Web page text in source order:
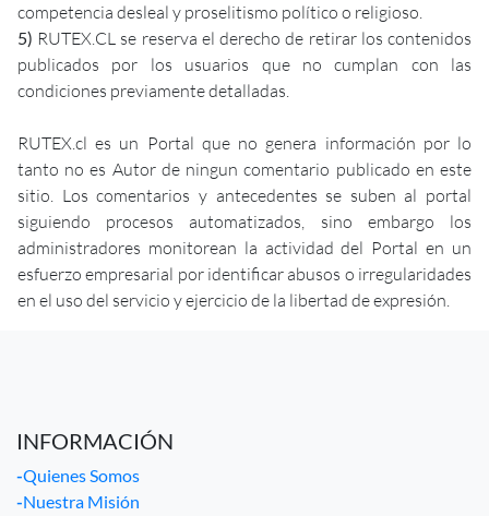
competencia desleal y proselitismo político o religioso.
5) RUTEX.CL se reserva el derecho de retirar los contenidos
publicados por los usuarios que no cumplan con las
condiciones previamente detalladas.
RUTEX.cl es un Portal que no genera información por lo
tanto no es Autor de ningun comentario publicado en este
sitio. Los comentarios y antecedentes se suben al portal
siguiendo procesos automatizados, sino embargo los
administradores monitorean la actividad del Portal en un
esfuerzo empresarial por identificar abusos o irregularidades
en el uso del servicio y ejercicio de la libertad de expresión.
INFORMACIÓN
-Quienes Somos
-Nuestra Misión